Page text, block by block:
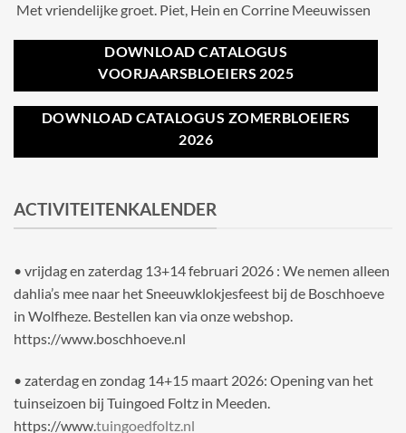
Met vriendelijke groet. Piet, Hein en Corrine Meeuwissen
DOWNLOAD CATALOGUS
VOORJAARSBLOEIERS 2025
DOWNLOAD CATALOGUS ZOMERBLOEIERS
2026
ACTIVITEITENKALENDER
• vrijdag en zaterdag 13+14 februari 2026 : We nemen alleen
dahlia’s mee naar het Sneeuwklokjesfeest bij de Boschhoeve
in Wolfheze. Bestellen kan via onze webshop.
https://www.boschhoeve.nl
• zaterdag en zondag 14+15 maart 2026: Opening van het
tuinseizoen bij Tuingoed Foltz in Meeden.
https://www.tuingoedfoltz.nl